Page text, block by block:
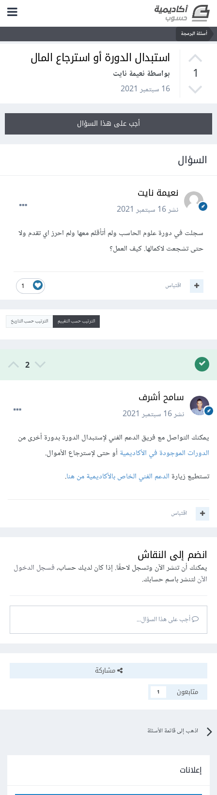
أسئلة البرمجة
1
استبدال الدورة أو استرجاع المال
بواسطة نعيمة نايت
16 سبتمبر 2021
أجب على هذا السؤال
السؤال
نعيمة نايت
نشر16 سبتمبر 2021
سجلت في دورة علوم الحاسب ولم أتأقلم معها ولم احرز اي تقدم ولا
حتى تشجعت لاكمالها. كيف العمل؟
1 اقتباس
الترتيب حسب التقييم الترتيب حسب التاريخ
2
سامح أشرف
نشر16 سبتمبر 2021
يمكنك التواصل مع فريق الدعم الفني لإستبدال الدورة بدورة أخرى من
الدورات الموجودة في الأكاديمية أو حتى لإسترجاع الأموال.
تستطيع زيارة الدعم الفني الخاص بالأكاديمية من هنا.
اقتباس
انضم إلى النقاش
يمكنك أن تنشر الآن وتسجل لاحقًا. إذا كان لديك حساب،فسجل الدخول
الآنلتنشر باسم حسابك.
أجب على هذا السؤال...
مشاركة
متابعون
1
اذهب إلى قائمة الأسئلة
إعلانات